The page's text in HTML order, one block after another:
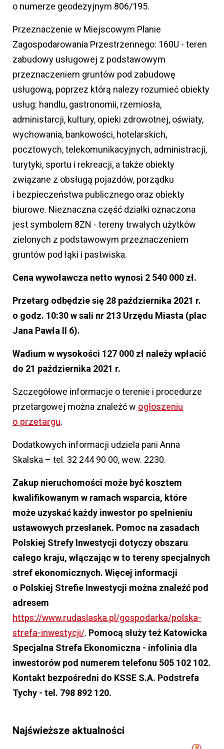
o numerze geodezyjnym 806/195.
Przeznaczenie w Miejscowym Planie
Zagospodarowania Przestrzennego: 160U - teren
zabudowy usługowej z podstawowym
przeznaczeniem gruntów pod zabudowę
usługową, poprzez którą nalezy rozumieć obiekty
usług: handlu, gastronomii, rzemiosła,
administarcji, kultury, opieki zdrowotnej, oświaty,
wychowania, bankowości, hotelarskich,
pocztowych, telekomunikacyjnych, administracji,
turytyki, sportu i rekreacji, a także obiekty
związane z obsługą pojazdów, porządku
i bezpieczeństwa publicznego oraz obiekty
biurowe. Nieznaczna część działki oznaczona
jest symbolem 8ZN - tereny trwałych użytków
zielonych z podstawowym przeznaczeniem
gruntów pod łąki i pastwiska.
Cena wywoławcza netto wynosi 2 540 000 zł.
Przetarg odbędzie się 28 października 2021 r.
o godz. 10:30 w sali nr 213 Urzędu Miasta (plac
Jana Pawła II 6).
Wadium w wysokości 127 000 zł należy wpłacić
do 21 października 2021 r.
Szczegółowe informacje o terenie i procedurze
przetargowej można znaleźć w ogłoszeniu
o przetargu.
Dodatkowych informacji udziela pani Anna
Skalska – tel. 32 244 90 00, wew. 2230.
Zakup nieruchomości może być kosztem
kwalifikowanym w ramach wsparcia, które
może uzyskać każdy inwestor po spełnieniu
ustawowych przesłanek. Pomoc na zasadach
Polskiej Strefy Inwestycji dotyczy obszaru
całego kraju, włączając w to tereny specjalnych
stref ekonomicznych. Więcej informacji
o Polskiej Strefie Inwestycji można znaleźć pod
adresem
https://www.rudaslaska.pl/gospodarka/polska-
strefa-inwestycji/. Pomocą służy też Katowicka
Specjalna Strefa Ekonomiczna - infolinia dla
inwestorów pod numerem telefonu 505 102 102.
Kontakt bezpośredni do KSSE S.A. Podstrefa
Tychy - tel. 798 892 120.
Najświeższe aktualności